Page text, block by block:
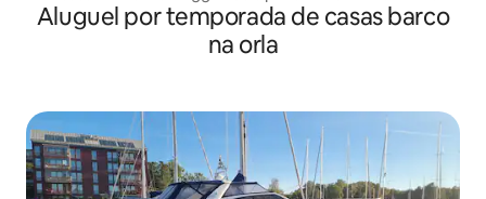
Aluguel por temporada de casas barco
na orla